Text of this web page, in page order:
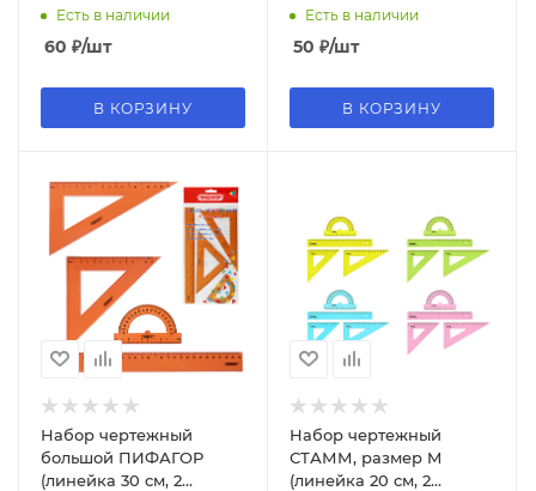
ассорти 4 цвета, 5091532
Есть в наличии
60 ₽/шт
В КОРЗИНУ
ассорти 4 цвета, 5091531
Есть в наличии
50 ₽/шт
В КОРЗИНУ
Набор чертежный
большой ПИФАГОР
(линейка 30 см, 2
Набор чертежный
СТАММ, размер M
(линейка 20 см, 2